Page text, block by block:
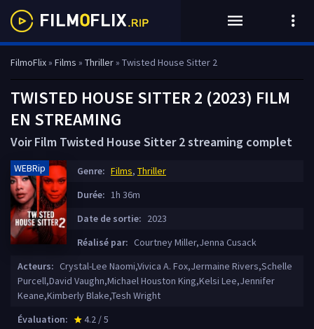
FilmoFlix» Films » Thriller» Twisted House Sitter 2
TWISTED HOUSE SITTER 2 (2023) FILM
EN STREAMING
Voir Film Twisted House Sitter 2 streaming complet
WEBRip Genre: Films, Thriller
Durée: 1h 36m
Date de sortie: 2023
Réalisé par: Courtney Miller,Jenna Cusack
Acteurs: Crystal-Lee Naomi,Vivica A. Fox,Jermaine Rivers,Schelle
Purcell,David Vaughn,Michael Houston King,Kelsi Lee,Jennifer
Keane,Kimberly Blake,Tesh Wright
Évaluation:
star_rate
4.2 / 5